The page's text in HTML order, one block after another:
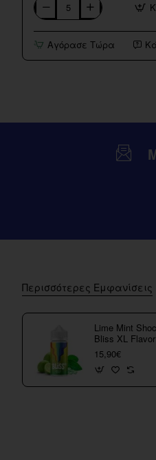
Κεφαλες
Coils
Vaporesso
GTXΑγόρασε Τώρα
Περισσότερες Εμφανίσεις
Lime Mint
Bliss XL
15,90€